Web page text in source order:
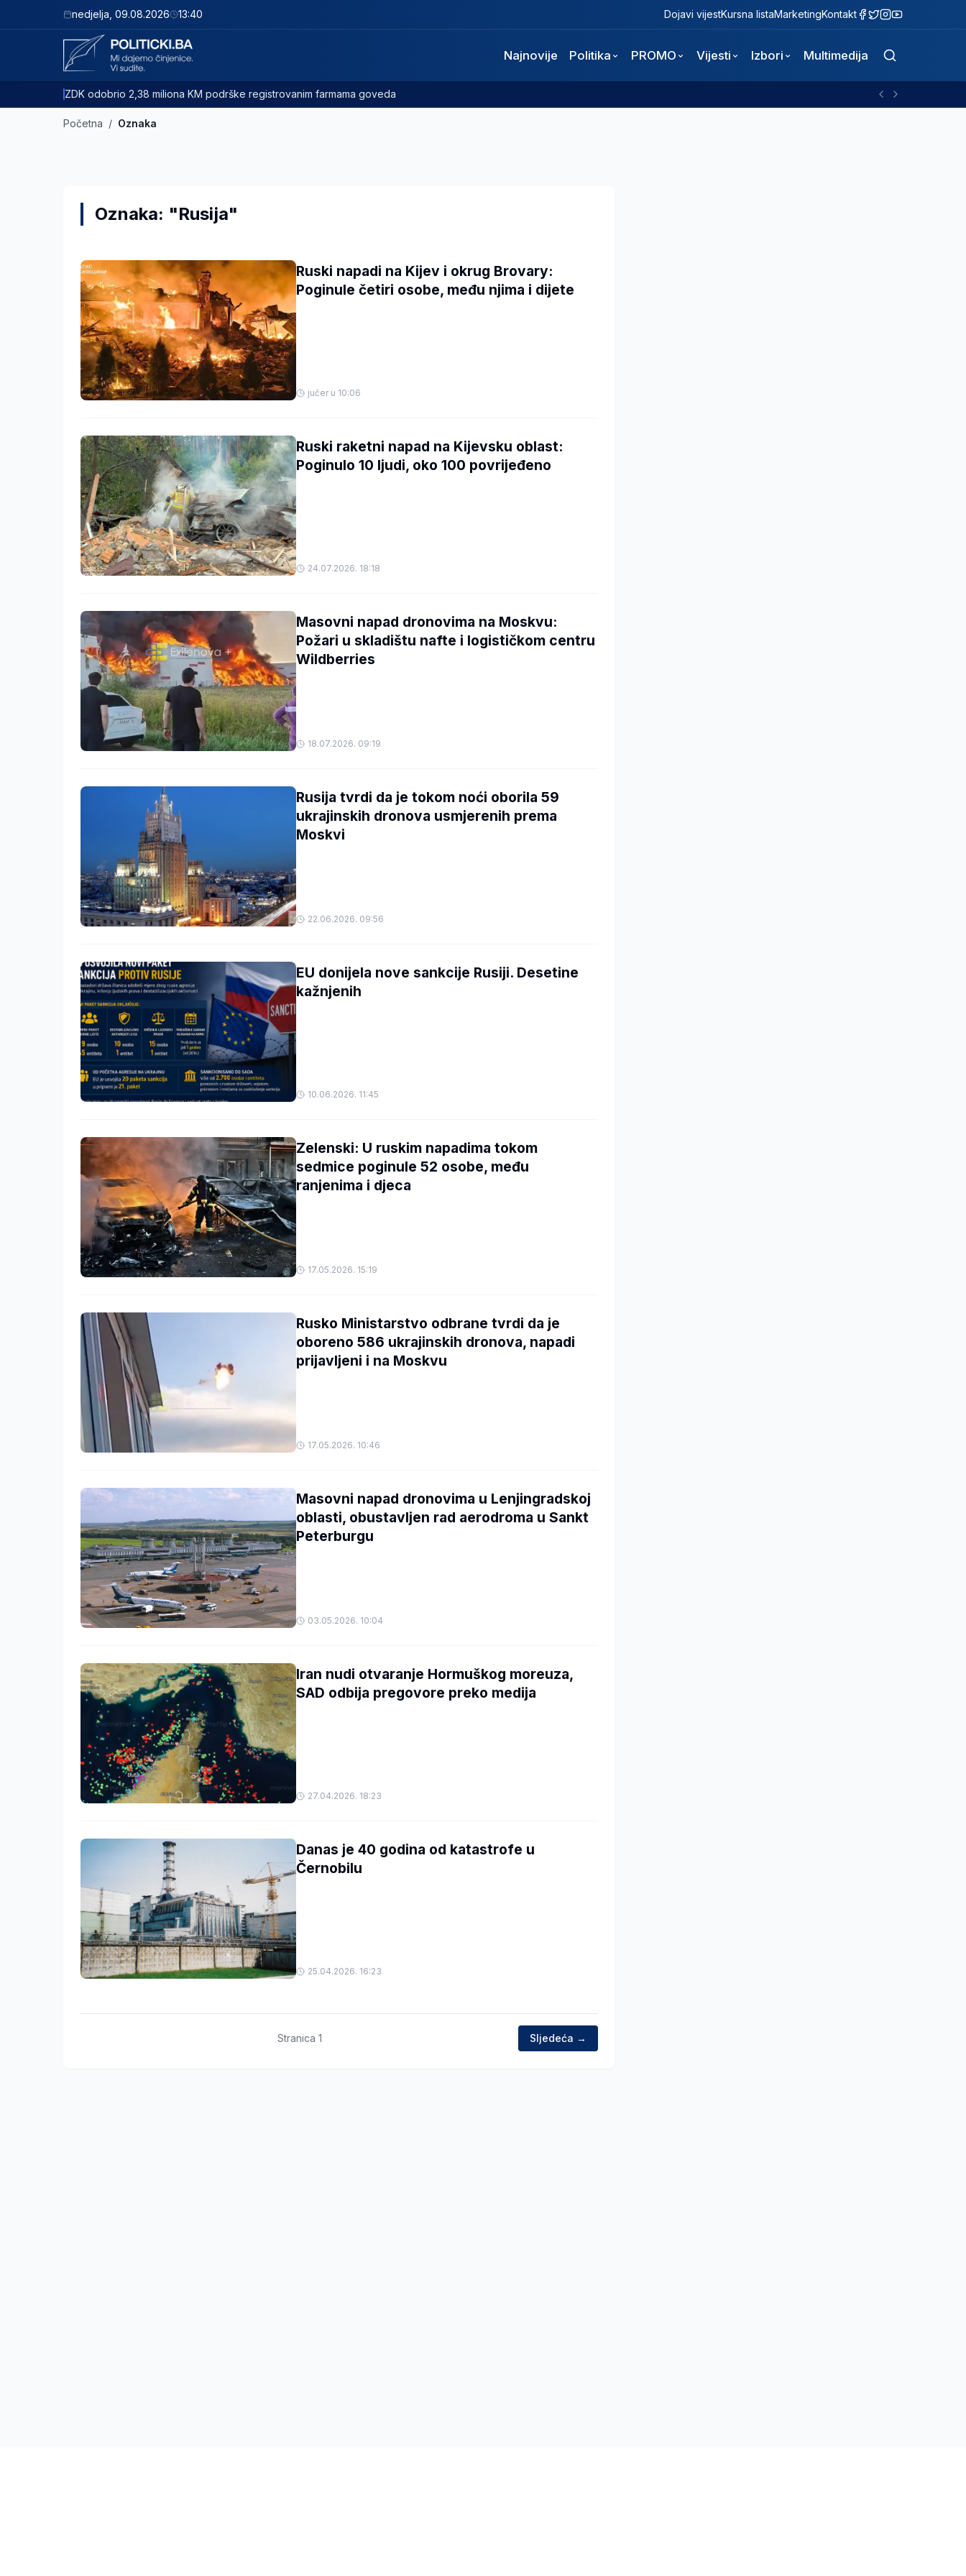
nedjelja 09.08.2026 13:40 Dojavi vijestKursna listaMarketingKontakt
Najnovije Politika PROMO Vijesti Izbori Multimedija
ZDK odobrio 2,38 miliona KM podrške registrovanim farmama goveda
Početna / Oznaka
Oznaka: "Rusija"
Ruski napadi na Kijev i okrug Brovary:
Poginule četiri osobe, među njima i dijete
jučer u 10:06
Ruski raketni napad na Kijevsku oblast:
Poginulo 10 ljudi, oko 100 povrijeđeno
24.07.2026. 18:18
Masovni napad dronovima na Moskvu:
Požari u skladištu nafte i logističkom centru
Wildberries
18.07.2026. 09:19
Rusija tvrdi da je tokom noći oborila 59
ukrajinskih dronova usmjerenih prema
Moskvi
22.06.2026. 09:56
EU donijela nove sankcije Rusiji. Desetine
kažnjenih
10.06.2026. 11:45
Zelenski: U ruskim napadima tokom
sedmice poginule 52 osobe, među
ranjenima i djeca
17.05.2026. 15:19
Rusko Ministarstvo odbrane tvrdi da je
oboreno 586 ukrajinskih dronova, napadi
prijavljeni i na Moskvu
17.05.2026. 10:46
Masovni napad dronovima u Lenjingradskoj
oblasti, obustavljen rad aerodroma u Sankt
Peterburgu
03.05.2026. 10:04
Iran nudi otvaranje Hormuškog moreuza,
SAD odbija pregovore preko medija
27.04.2026. 18:23
Danas je 40 godina od katastrofe u
Černobilu
25.04.2026. 16:23
Stranica 1 Sljedeća →